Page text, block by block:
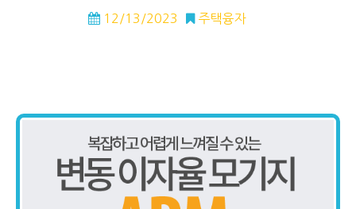
12/13/2023 주택융자